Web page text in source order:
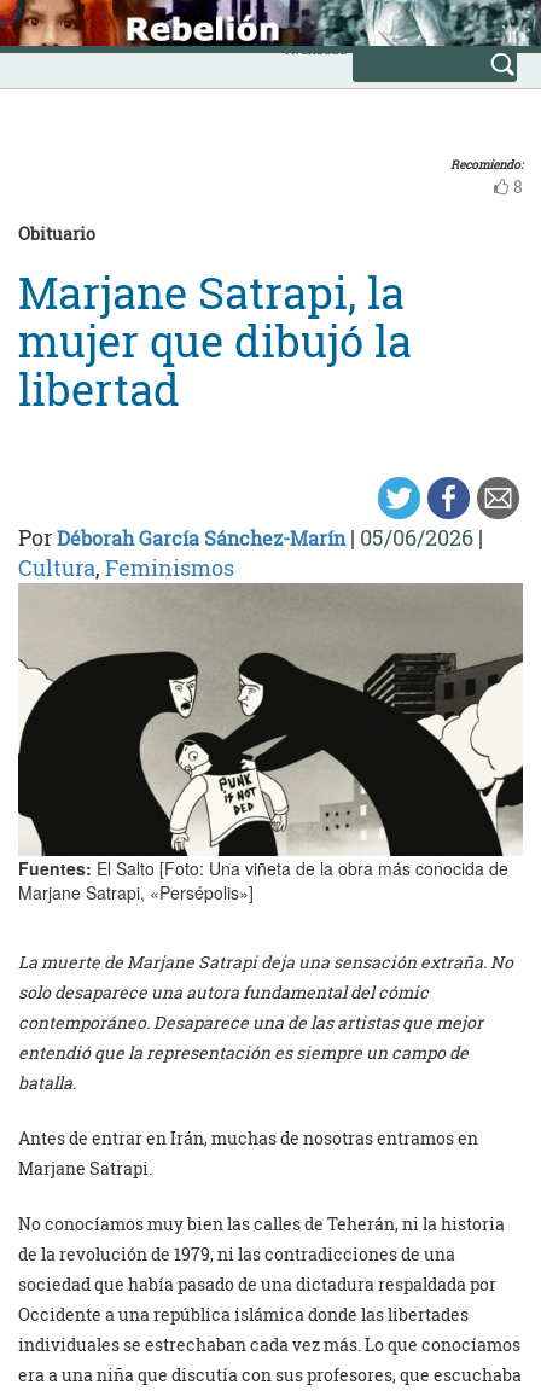
Skip
to
content
INICIO
Avanzada
Recomiendo:
8
Obituario
Marjane Satrapi, la
mujer que dibujó la
libertad
PorDéborah García Sánchez-Marín| 05/06/2026 |
Cultura, Feminismos
Fuentes: El Salto [Foto: Una viñeta de la obra más conocida de
Marjane Satrapi, «Persépolis»]
La muerte de Marjane Satrapi deja una sensación extraña. No
solo desaparece una autora fundamental del cómic
contemporáneo. Desaparece una de las artistas que mejor
entendió que la representación es siempre un campo de
batalla.
Antes de entrar en Irán, muchas de nosotras entramos en
Marjane Satrapi.
No conocíamos muy bien las calles de Teherán, ni la historia
de la revolución de 1979, ni las contradicciones de una
sociedad que había pasado de una dictadura respaldada por
Occidente a una república islámica donde las libertades
individuales se estrechaban cada vez más. Lo que conocíamos
era a una niña que discutía con sus profesores, que escuchaba